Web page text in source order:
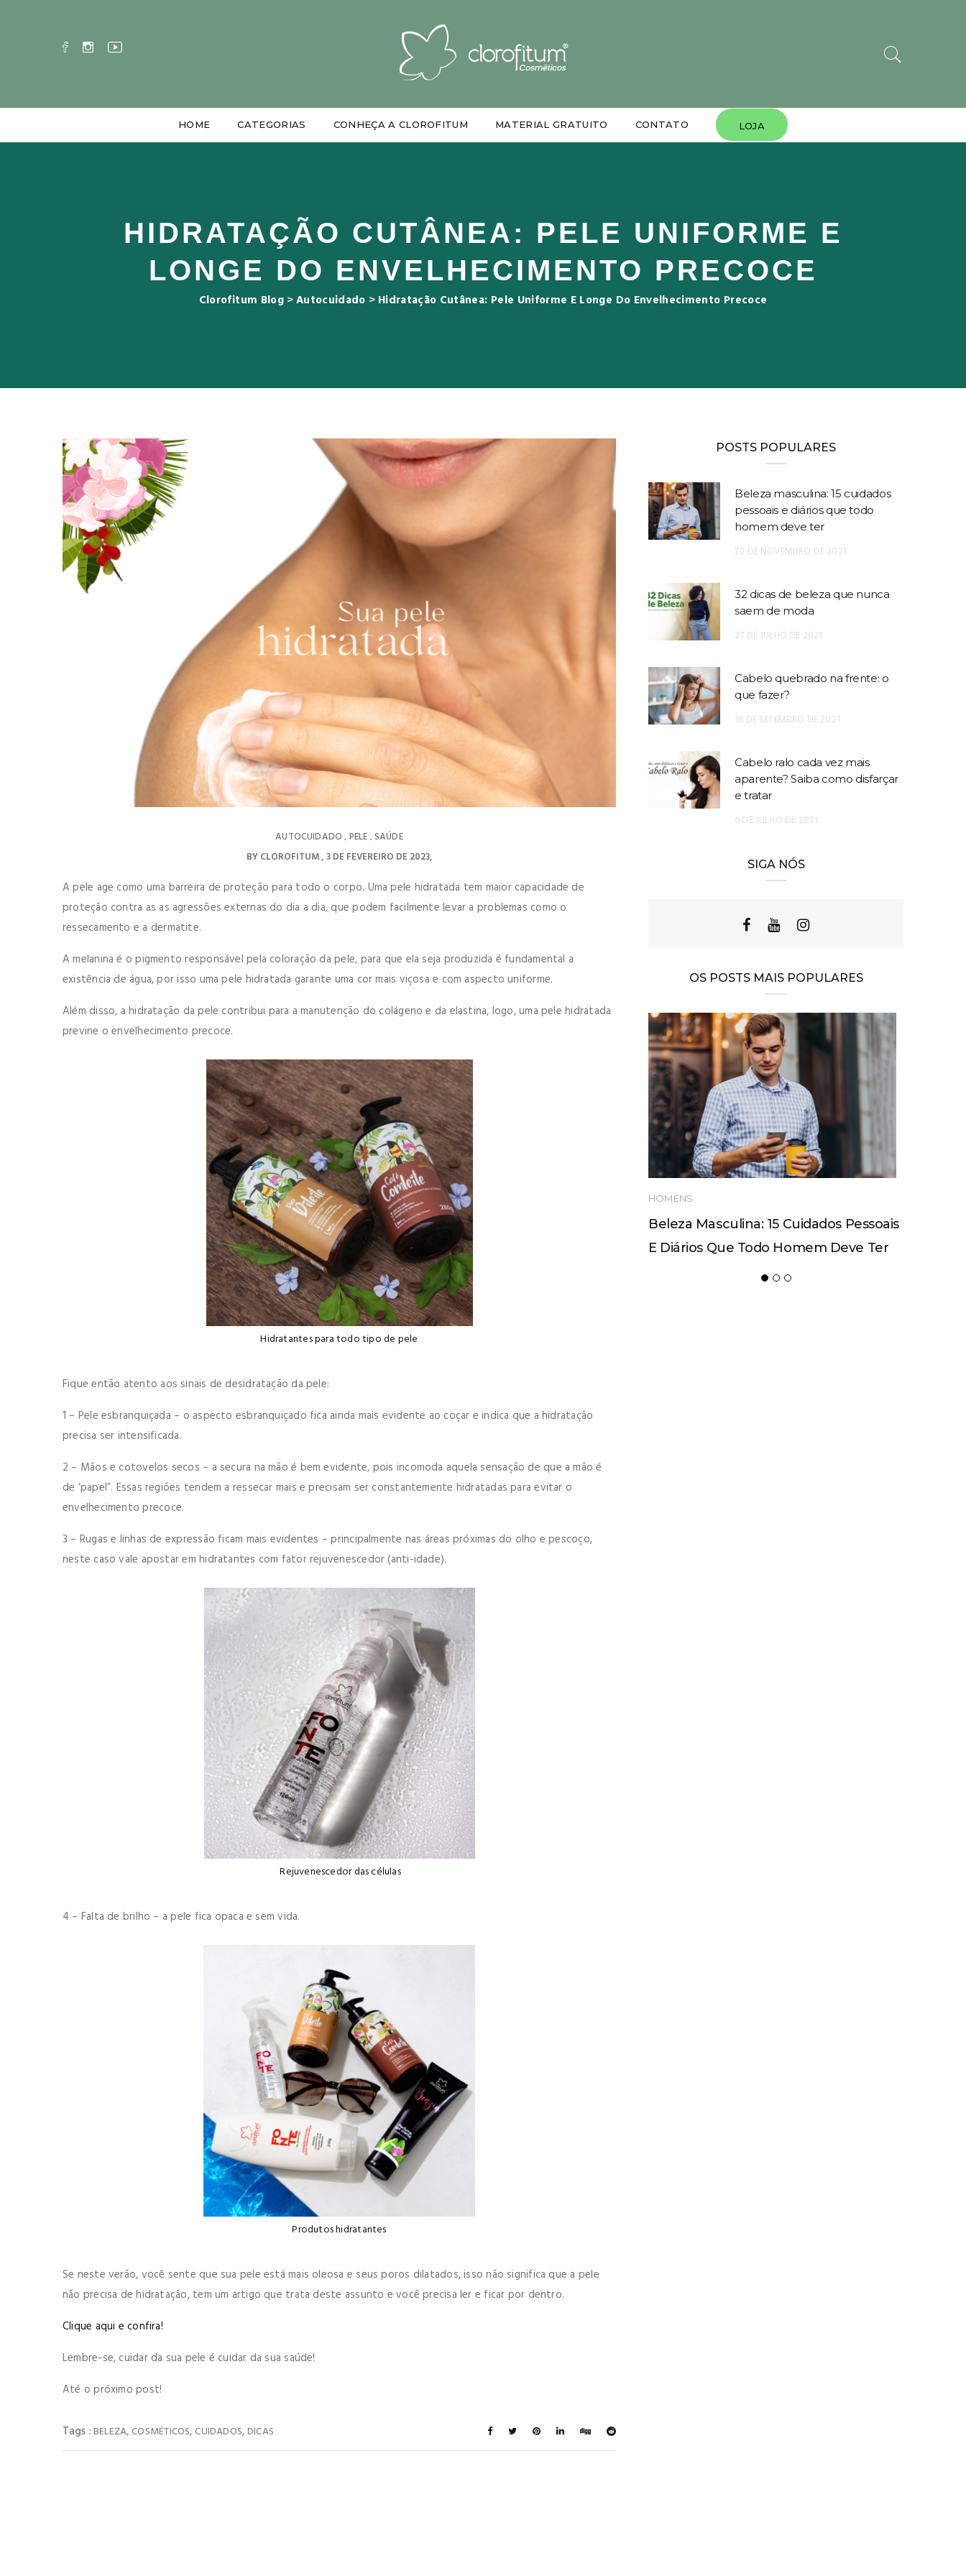
HOME CATEGORIAS CONHEÇA A CLOROFITUM MATERIAL GRATUITO CONTATO LOJA
HIDRATAÇÃO CUTÂNEA: PELE UNIFORME E
LONGE DO ENVELHECIMENTO PRECOCE
Clorofitum Blog>Autocuidado > Hidratação Cutânea: Pele Uniforme E Longe Do Envelhecimento Precoce
AUTOCUIDADO , PELE ,SAÚDE
BYCLOROFITUM 3 DE FEVEREIRO DE 2023
A pele age como uma barreira de proteção para todo o corpo. Uma pele hidratada tem maior capacidade de
proteção contra as as agressões externas do dia a dia, que podem facilmente levar a problemas como o
ressecamento e a dermatite.
A melanina é o pigmento responsável pela coloração da pele, para que ela seja produzida é fundamental a
existência de água, por isso uma pele hidratada garante uma cor mais viçosa e com aspecto uniforme.
Além disso, a hidratação da pele contribui para a manutenção do colágeno e da elastina, logo, uma pele hidratada
previne o envelhecimento precoce.
Hidratantes para todo tipo de pele
Fique então atento aos sinais de desidratação da pele:
1 – Pele esbranquiçada – o aspecto esbranquiçado fica ainda mais evidente ao coçar e indica que a hidratação
precisa ser intensificada.
2 – Mãos e cotovelos secos – a secura na mão é bem evidente, pois incomoda aquela sensação de que a mão é
de ‘papel”. Essas regiões tendem a ressecar mais e precisam ser constantemente hidratadas para evitar o
envelhecimento precoce.
3 – Rugas e linhas de expressão ficam mais evidentes – principalmente nas áreas próximas do olho e pescoço,
neste caso vale apostar em hidratantes com fator rejuvenescedor (anti-idade).
Rejuvenescedor das células
4 – Falta de brilho – a pele fica opaca e sem vida.
Produtos hidratantes
Se neste verão, você sente que sua pele está mais oleosa e seus poros dilatados, isso não significa que a pele
não precisa de hidratação, tem um artigo que trata deste assunto e você precisa ler e ficar por dentro.
Clique aqui e confira!
Lembre-se, cuidar da sua pele é cuidar da sua saúde!
Até o próximo post!
Tags : BELEZA, COSMÉTICOS, CUIDADOS, DICAS
POSTS POPULARES
Beleza masculina: 15 cuidados
pessoais e diários que todo
homem deve ter
30 DE NOVEMBRO DE 2021
32 dicas de beleza que nunca
saem de moda
27 DE JULHO DE 2021
Cabelo quebrado na frente: o
que fazer?
16 DE SETEMBRO DE 2021
Cabelo ralo cada vez mais
aparente? Saiba como disfarçar
e tratar
6 DE JULHO DE 2021
SIGA NÓS
OS POSTS MAIS POPULARES
HOMENS
Beleza Masculina: 15 Cuidados Pessoais
E Diários Que Todo Homem Deve Ter